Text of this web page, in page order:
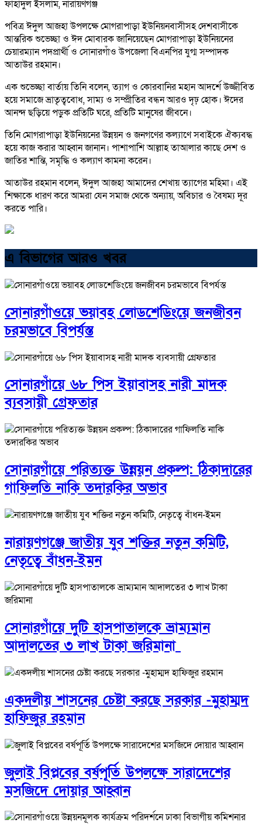
ফাহাদুল ইসলাম, নারায়ণগঞ্জ
পবিত্র ঈদুল আজহা উপলক্ষে মোগরাপাড়া ইউনিয়নবাসীসহ দেশবাসীকে
আন্তরিক শুভেচ্ছা ও ঈদ মোবারক জানিয়েছেন মোগরাপাড়া ইউনিয়নের
চেয়ারম্যান পদপ্রার্থী ও সোনারগাঁও উপজেলা বিএনপির যুগ্ম সম্পাদক
আতাউর রহমান।
এক শুভেচ্ছা বার্তায় তিনি বলেন, ত্যাগ ও কোরবানির মহান আদর্শে উজ্জীবিত
হয়ে সমাজে ভ্রাতৃত্ববোধ, সাম্য ও সম্প্রীতির বন্ধন আরও দৃঢ় হোক। ঈদের
আনন্দ ছড়িয়ে পড়ুক প্রতিটি ঘরে, প্রতিটি মানুষের জীবনে।
তিনি মোগরাপাড়া ইউনিয়নের উন্নয়ন ও জনগণের কল্যাণে সবাইকে ঐক্যবদ্ধ
হয়ে কাজ করার আহ্বান জানান। পাশাপাশি আল্লাহ তাআলার কাছে দেশ ও
জাতির শান্তি, সমৃদ্ধি ও কল্যাণ কামনা করেন।
আতাউর রহমান বলেন, ঈদুল আজহা আমাদের শেখায় ত্যাগের মহিমা। এই
শিক্ষাকে ধারণ করে আমরা যেন সমাজ থেকে অন্যায়, অবিচার ও বৈষম্য দূর
করতে পারি।
এ বিভাগের আরও খবর
সোনারগাঁওয়ে ভয়াবহ লোডশেডিংয়ে জনজীবন
চরমভাবে বিপর্যস্ত
সোনারগাঁয়ে ৬৮ পিস ইয়াবাসহ নারী মাদক
ব্যবসায়ী গ্রেফতার
সোনারগাঁয়ে পরিত্যক্ত উন্নয়ন প্রকল্প: ঠিকাদারের
গাফিলতি নাকি তদারকির অভাব
নারায়ণগঞ্জে জাতীয় যুব শক্তির নতুন কমিটি,
নেতৃত্বে বাঁধন-ইমন
সোনারগাঁয়ে দুটি হাসপাতালকে ভ্রাম্যমান
আদালতের ৩ লাখ টাকা জরিমানা
একদলীয় শাসনের চেষ্টা করছে সরকার -মুহাম্মদ
হাফিজুর রহমান
জুলাই বিপ্লবের বর্ষপূর্তি উপলক্ষে সারাদেশের
মসজিদে দোয়ার আহ্বান